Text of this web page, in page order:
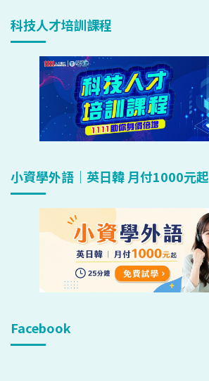
科技人才培訓課程
小資學外語｜英日韓 月付1000元起
Facebook